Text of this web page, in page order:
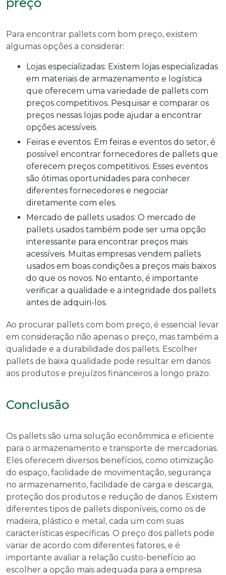
Para encontrar pallets com bom preço, existem
algumas opções a considerar:
Lojas especializadas: Existem lojas especializadas
em materiais de armazenamento e logística
que oferecem uma variedade de pallets com
preços competitivos. Pesquisar e comparar os
preços nessas lojas pode ajudar a encontrar
opções acessíveis.
Feiras e eventos: Em feiras e eventos do setor, é
possível encontrar fornecedores de pallets que
oferecem preços competitivos. Esses eventos
são ótimas oportunidades para conhecer
diferentes fornecedores e negociar
diretamente com eles.
Mercado de pallets usados: O mercado de
pallets usados também pode ser uma opção
interessante para encontrar preços mais
acessíveis. Muitas empresas vendem pallets
usados em boas condições a preços mais baixos
do que os novos. No entanto, é importante
verificar a qualidade e a integridade dos pallets
antes de adquiri-los.
Ao procurar pallets com bom preço, é essencial levar
em consideração não apenas o preço, mas também a
qualidade e a durabilidade dos pallets. Escolher
pallets de baixa qualidade pode resultar em danos
aos produtos e prejuízos financeiros a longo prazo.
Conclusão
Os pallets são uma solução econômmica e eficiente
para o armazenamento e transporte de mercadorias.
Eles oferecem diversos benefícios, como otimização
do espaço, facilidade de movimentação, segurança
no armazenamento, facilidade de carga e descarga,
proteção dos produtos e redução de danos. Existem
diferentes tipos de pallets disponíveis, como os de
madeira, plástico e metal, cada um com suas
características específicas. O preço dos pallets pode
variar de acordo com diferentes fatores, e é
importante avaliar a relação custo-benefício ao
escolher a opção mais adequada para a empresa.